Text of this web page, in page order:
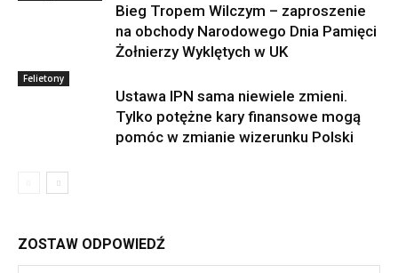
Bieg Tropem Wilczym – zaproszenie
na obchody Narodowego Dnia Pamięci
Żołnierzy Wyklętych w UK
Felietony
Ustawa IPN sama niewiele zmieni.
Tylko potężne kary finansowe mogą
pomóc w zmianie wizerunku Polski
ZOSTAW ODPOWIEDŹ